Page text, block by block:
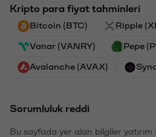
Kripto para fiyat tahminleri
Bitcoin (BTC) Ripple
Vanar (VANRY) Pepe
Avalanche (AVAX)
Sorumluluk reddi
Bu sayfada yer alan bilgiler